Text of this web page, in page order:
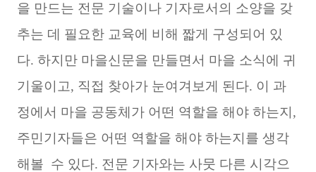
을 만드는 전문 기술이나 기자로서의 소양을 갖
추는 데 필요한 교육에 비해 짧게 구성되어 있
다. 하지만 마을신문을 만들면서 마을 소식에 귀
기울이고, 직접 찾아가 눈여겨보게 된다. 이 과
정에서 마을 공동체가 어떤 역할을 해야 하는지,
주민기자들은 어떤 역할을 해야 하는지를 생각
해볼 수 있다. 전문 기자와는 사뭇 다른 시각으